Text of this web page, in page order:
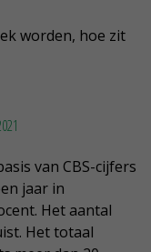
worden, hoe zit
van CBS-cijfers
jaar in
Het aantal
Het totaal